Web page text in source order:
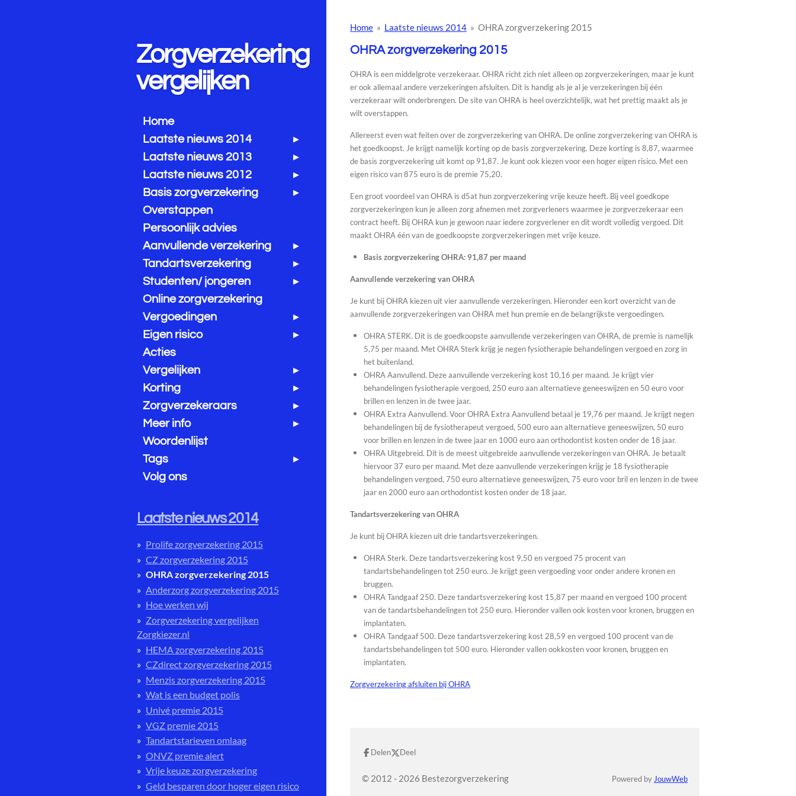
Home » Laatste nieuws 2014 » OHRA zorgverzekering 2015
OHRA zorgverzekering 2015
OHRA is een middelgrote verzekeraar. OHRA richt zich niet alleen op zorgverzekeringen, maar je kunt
er ook allemaal andere verzekeringen afsluiten. Dit is handig als je al je verzekeringen bij één
verzekeraar wilt onderbrengen. De site van OHRA is heel overzichtelijk, wat het prettig maakt als je
wilt overstappen.
Allereerst even wat feiten over de zorgverzekering van OHRA. De online zorgverzekering van OHRA is
het goedkoopst. Je krijgt namelijk korting op de basis zorgverzekering. Deze korting is 8,87, waarmee
de basis zorgverzekering uit komt op 91,87. Je kunt ook kiezen voor een hoger eigen risico. Met een
eigen risico van 875 euro is de premie 75,20.
Een groot voordeel van OHRA is d5at hun zorgverzekering vrije keuze heeft. Bij veel goedkope
zorgverzekeringen kun je alleen zorg afnemen met zorgverleners waarmee je zorgverzekeraar een
contract heeft. Bij OHRA kun je gewoon naar iedere zorgverlener en dit wordt volledig vergoed. Dit
maakt OHRA één van de goedkoopste zorgverzekeringen met vrije keuze.
Basis zorgverzekering OHRA: 91,87 per maand
Aanvullende verzekering van OHRA
Je kunt bij OHRA kiezen uit vier aanvullende verzekeringen. Hieronder een kort overzicht van de
aanvullende zorgverzekeringen van OHRA met hun premie en de belangrijkste vergoedingen.
OHRA STERK. Dit is de goedkoopste aanvullende verzekeringen van OHRA, de premie is namelijk
5,75 per maand. Met OHRA Sterk krijg je negen fysiotherapie behandelingen vergoed en zorg in
het buitenland.
OHRA Aanvullend. Deze aanvullende verzekering kost 10,16 per maand. Je krijgt vier
behandelingen fysiotherapie vergoed, 250 euro aan alternatieve geneeswijzen en 50 euro voor
brillen en lenzen in de twee jaar.
OHRA Extra Aanvullend. Voor OHRA Extra Aanvullend betaal je 19,76 per maand. Je krijgt negen
behandelingen bij de fysiotherapeut vergoed, 500 euro aan alternatieve geneeswijzen, 50 euro
voor brillen en lenzen in de twee jaar en 1000 euro aan orthodontist kosten onder de 18 jaar.
OHRA Uitgebreid. Dit is de meest uitgebreide aanvullende verzekeringen van OHRA. Je betaalt
hiervoor 37 euro per maand. Met deze aanvullende verzekeringen krijg je 18 fysiotherapie
behandelingen vergoed, 750 euro alternatieve geneeswijzen, 75 euro voor bril en lenzen in de twee
jaar en 2000 euro aan orthodontist kosten onder de 18 jaar.
Tandartsverzekering van OHRA
Je kunt bij OHRA kiezen uit drie tandartsverzekeringen.
OHRA Sterk. Deze tandartsverzekering kost 9,50 en vergoed 75 procent van
tandartsbehandelingen tot 250 euro. Je krijgt geen vergoeding voor onder andere kronen en
bruggen.
OHRA Tandgaaf 250. Deze tandartsverzekering kost 15,87 per maand en vergoed 100 procent
van de tandartsbehandelingen tot 250 euro. Hieronder vallen ook kosten voor kronen, bruggen en
implantaten.
OHRA Tandgaaf 500. Deze tandartsverzekering kost 28,59 en vergoed 100 procent van de
tandartsbehandelingen tot 500 euro. Hieronder vallen ookkosten voor kronen, bruggen en
implantaten.
Zorgverzekering afsluiten bij OHRA
Delen Deel
© 2012 - 2026 Bestezorgverzekering Powered by JouwWeb
Zorgverzekering
vergelijken
Home
Laatste nieuws 2014
Laatste nieuws 2013
Laatste nieuws 2012
Basis zorgverzekering
Overstappen
Persoonlijk advies
Aanvullende verzekering
Tandartsverzekering
Studenten/ jongeren
Online zorgverzekering
Vergoedingen
Eigen risico
Acties
Vergelijken
Korting
Zorgverzekeraars
Meer info
Woordenlijst
Tags
Volg ons
Laatste nieuws 2014
Prolife zorgverzekering 2015
CZ zorgverzekering 2015
OHRA zorgverzekering 2015
Anderzorg zorgverzekering 2015
Hoe werken wij
Zorgverzekering vergelijken
Zorgkiezer.nl
HEMA zorgverzekering 2015
CZdirect zorgverzekering 2015
Menzis zorgverzekering 2015
Wat is een budget polis
Univé premie 2015
VGZ premie 2015
Tandartstarieven omlaag
ONVZ premie alert
Vrije keuze zorgverzekering
Geld besparen door hoger eigen risico